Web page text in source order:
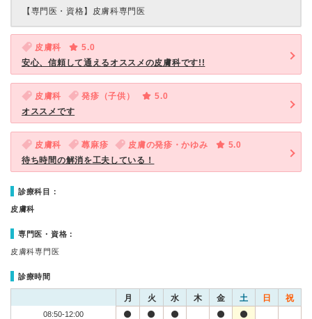
【専門医・資格】 皮膚科専門医
皮膚科
5.0
安心、信頼して通えるオススメの皮膚科です!!
皮膚科 発疹（子供）
5.0
オススメです
皮膚科 蕁麻疹 皮膚の発疹・かゆみ
5.0
待ち時間の解消を工夫している！
診療科目：
皮膚科
専門医・資格：
皮膚科専門医
診療時間
月 火 水 木 金 土 日 祝
08:50-12:00